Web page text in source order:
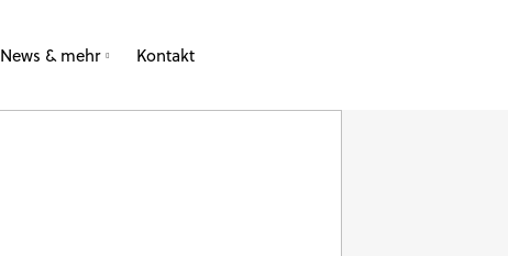
News & mehr Kontakt